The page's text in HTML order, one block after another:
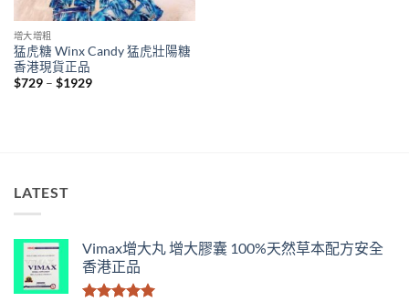
增大增粗
猛虎糖 Winx Candy 猛虎壯陽糖
香港現貨正品
$729 – $1929Price
LATEST
Vimax增大丸 增大膠囊 100%天然草本配方安全
香港正品